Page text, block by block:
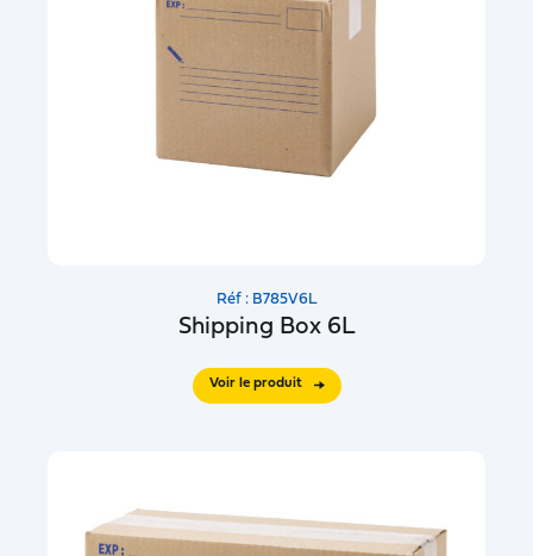
Réf : B785V6L
Shipping Box 6L
Voir le produit